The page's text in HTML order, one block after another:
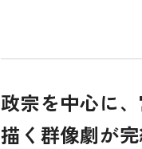
政宗を中心に
描く群像劇が